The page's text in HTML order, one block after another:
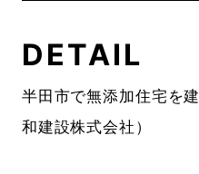
DETAIL
半田市で無添加住宅を
和建設株式会社）